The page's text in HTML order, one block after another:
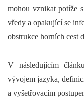
mohou vznikat potíže
vředy a opakující se
obstrukce horních cest
V následujícím
vývojem jazyka,
a vyšetřovacím